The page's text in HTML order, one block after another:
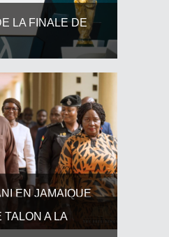
LA FINALE DE
EN JAMAIQUE
TALON A LA